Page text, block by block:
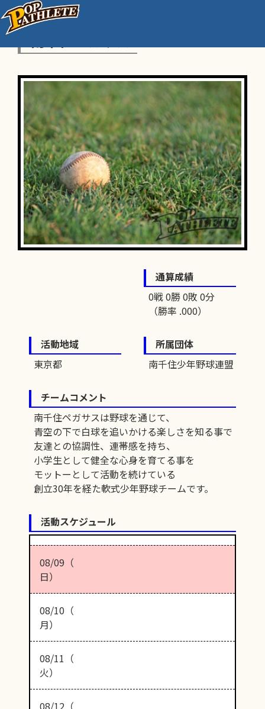
通算成績
0戦 0勝 0敗 0分
（勝率 .000）
活動地域
東京都
所属団体
南千住少年野球連盟
チームコメント
南千住ペガサスは野球を通じて、
青空の下で白球を追いかける楽しさを知る事で
友達との協調性、連帯感を持ち、
小学生として健全な心身を育てる事を
モットーとして活動を続けている
創立30年を経た軟式少年野球チームです。
活動スケジュール
08/09（
日）
08/10（
月）
08/11（
火）